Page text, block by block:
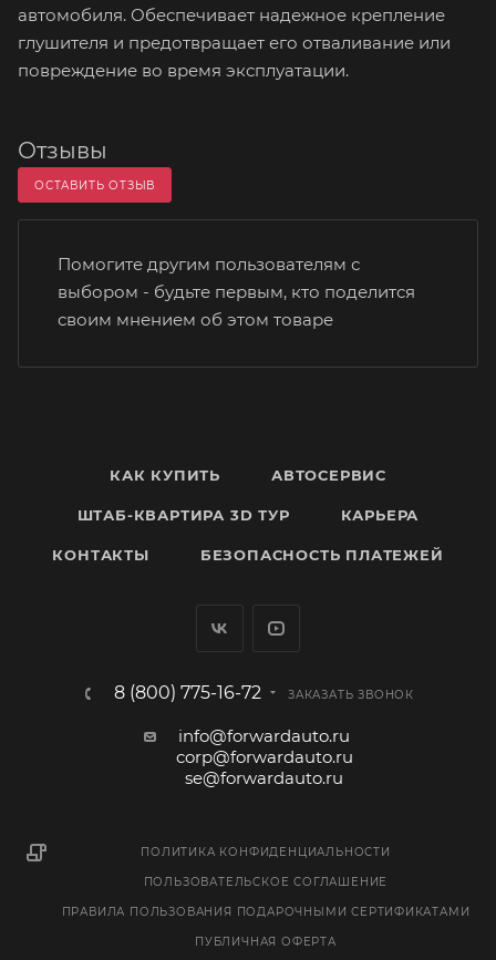
автомобиля. Обеспечивает надежное крепление
глушителя и предотвращает его отваливание или
повреждение во время эксплуатации.
Отзывы
ОСТАВИТЬ ОТЗЫВ
Помогите другим пользователям с
выбором - будьте первым, кто поделится
своим мнением об этом товаре
КАК КУПИТЬ АВТОСЕРВИС
ШТАБ-КВАРТИРА 3D ТУР КАРЬЕРА
КОНТАКТЫ БЕЗОПАСНОСТЬ ПЛАТЕЖЕЙ
8 (800) 775-16-72 ЗАКАЗАТЬ ЗВОНОК
info@forwardauto.ru
corp@forwardauto.ru
se@forwardauto.ru
ПОЛИТИКА КОНФИДЕНЦИАЛЬНОСТИ
ПОЛЬЗОВАТЕЛЬСКОЕ СОГЛАШЕНИЕ
ПРАВИЛА ПОЛЬЗОВАНИЯ ПОДАРОЧНЫМИ СЕРТИФИКАТАМИ
ПУБЛИЧНАЯ ОФЕРТА